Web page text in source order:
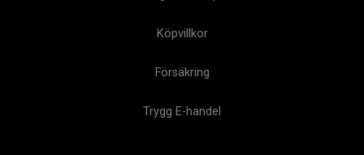
Köpvillkor
Försäkring
Trygg E-handel